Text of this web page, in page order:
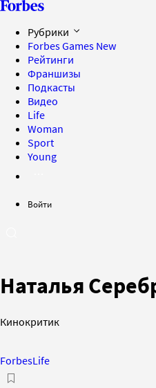
Рубрики
Forbes Games New
Рейтинги
Франшизы
Подкасты
Видео
Life
Woman
Sport
Young
Войти
Наталья
Кинокритик
ForbesLife